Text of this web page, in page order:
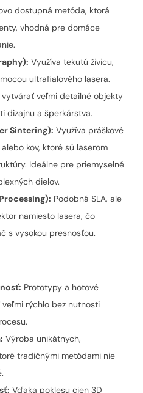
dostupná metóda, ktorá
vhodná pre domáce
Využíva tekutú živicu,
ultrafialového lasera.
veľmi detailné objekty
dizajnu a šperkárstva.
Sintering): Využíva práškové
kov, ktoré sú laserom
Ideálne pre priemyselné
dielov.
Podobná SLA, ale
namiesto lasera, čo
s vysokou presnosťou.
Prototypy a hotové
rýchlo bez nutnosti
Výroba unikátnych,
tradičnými metódami nie
Vďaka poklesu cien 3D